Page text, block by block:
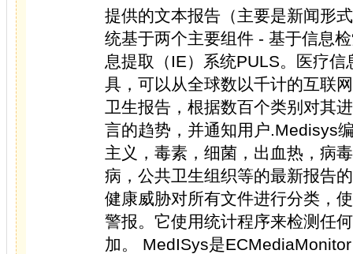
提供的文本报告（主要是新闻形
统基于两个主要组件 - 基于信息
息提取（IE）系统PULS。医疗
具，可以从全球数以千计的互联
卫生报告，根据数百个类别对其
言的趋势，并通知用户.Medisys
主义，毒素，细菌，出血热，病
病，公共卫生组织等的最新报告
健康威胁对所有文件进行分类，
警报。它使用统计程序来检测任
加。 MedISys是